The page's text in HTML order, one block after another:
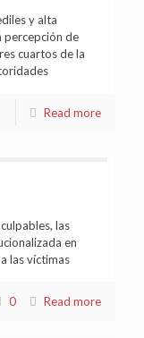
y alta
percepción de
cuartos de la
Read more
las
en
las víctimas
0 Read more